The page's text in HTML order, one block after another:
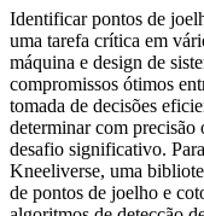
Identificar pontos de
uma tarefa crítica em
máquina e design de
compromissos ótimos
tomada de decisões
determinar com precisão
desafio significativo.
Kneeliverse, uma
de pontos de joelho e